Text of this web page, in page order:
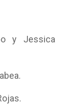
y Jessica